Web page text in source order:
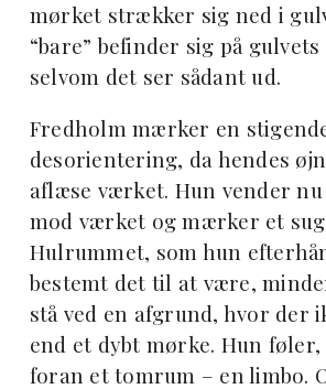
mørket strækker sig ned i
“bare” befinder sig på
selvom det ser sådant ud.
Fredholm mærker en
desorientering, da hendes
aflæse værket. Hun vender
mod værket og mærker et
Hulrummet, som hun
bestemt det til at være,
stå ved en afgrund, hvor der
end et dybt mørke. Hun
foran et tomrum – en limbo.